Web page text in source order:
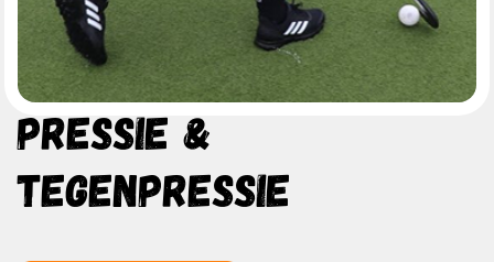
PRESSIE &
TEGENPRESSIE